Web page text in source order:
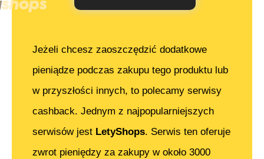
Jeżeli chcesz zaoszczędzić dodatkowe
pieniądze podczas zakupu tego produktu lub
w przyszłości innych, to polecamy serwisy
cashback. Jednym z najpopularniejszych
serwisów jest LetyShops. Serwis ten oferuje
zwrot pieniędzy za zakupy w około 3000